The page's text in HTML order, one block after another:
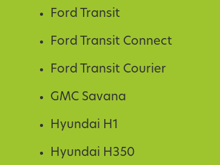
Ford Transit
Ford Transit Connect
Ford Transit Courier
GMC Savana
Hyundai H1
Hyundai H350